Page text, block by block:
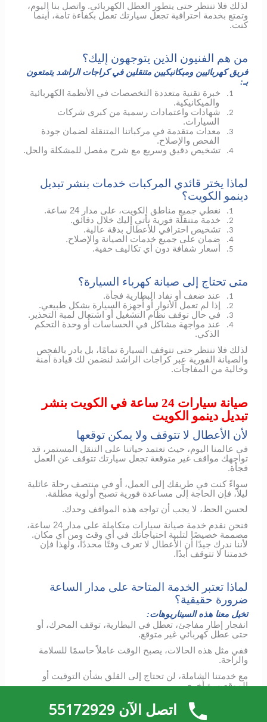
لذلك فلا تنتظر حتى يتطور العطل الكهربائي. واتصل بنا اليوم،
وتمتع بخدمة احترافية تجعل سيارتك تعمل بكفاءة تامة، أينما
كنت.
من هم الفنيون الذين يتوجهون إليك؟
فريق كهربائيين وميكانيكيين متنقلين في كراجات الراشد يتمتعون
بـ:
1.
خبرة تقنية متعددة التخصصات في الأنظمة الكهربائية
والميكانيكية.
2.
شهادات واعتمادات رسمية من كبرى شركات
السيارات.
3.
معدات متقدمة في مركباتنا المتنقلة لضمان جودة
الفحص والإصلاح.
4. تشخيص دقيق وسريع مع شرح مفصل للمشكلة والحل.
لماذا يختر قائدي المركبات خدمات بنشر تبديل
دينمو الكويت؟
1. نغطي جميع مناطق الكويت، على مدار 24 ساعة.
2. خدمة متنقلة فورية نأتي إليك خلال دقائق.
3. تشخيص احترافي للأعطال بدقة عالية.
4. ضمان على جميع خدمات الصيانة والإصلاح.
5. أسعار شفافة دون أي تكاليف خفية.
متى تحتاج إلى صيانة كهرباء السيارة؟
1. عند ضعف أو نفاد البطارية فجأة.
2. إذا لم تعمل الأنوار أو أجهزة السيارة بشكل طبيعي.
3. في حال توقف نظام التشغيل أو اشتعال لمبة التحذير.
4.
عند مواجهة مشاكل في الحساسات أو وحدة التحكم
الذكي.
لذلك فلا تنتظر حتى تتوقف السيارة تمامًا، بل بادر بالفحص
والصيانة الفورية عبر كراجات الراشد لنضمن لك قيادة آمنة
وخالية من المفاجآت.
صيانة سيارات 24 ساعة في الكويت بنشر
تبديل دينمو الكويت
لأن الأعطال لا تتوقف ولا يمكن توقعها
في عالمنا اليوم، حيث تعتمد حياتنا على التنقل المستمر، قد
تواجهك مواقف غير متوقعة تجعل سيارتك تتوقف عن العمل
فجأة.
سواءً كنت في طريقك إلى العمل، أو في منتصف رحلة عائلية
ليلاً، فإن الحاجة إلى مساعدة فورية تصبح أولوية مطلقة.
لحسن الحظ، لا يجب أن تواجه هذه المواقف وحدك.
فنحن نقدم خدمة صيانة سيارات متكاملة على مدار 24 ساعة،
مصممة خصيصًا لتلبية احتياجاتك في أي وقت ومن أي مكان.
لأننا ندرك جيدًا أن الأعطال لا تعرف وقتًا محددًا، ولهذا فإن
خدمتنا لا تتوقف أبدًا.
لماذا تعتبر الخدمة المتاحة على مدار الساعة
ضرورة حقيقية؟
تخيل معنا هذه السيناريوهات:
انفجار إطار مفاجئ، تعطل في البطارية، توقف المحرك، أو
حتى عطل كهربائي غير متوقع.
ففي مثل هذه الحالات، يصبح الوقت عاملاً حاسمًا للسلامة
والراحة.
مع خدمتنا الشاملة، لن تحتاج إلى القلق بشأن التوقيت أو
الموقع مرة أخرى.
كما أن فريقنا المختص يغطي جميع مناطق الكويت على مدار
الساعة طوال أيام الأسبوع، ويصل إليك مستعدًا تمامًا لتشخيص
اتصل الآن 55172929